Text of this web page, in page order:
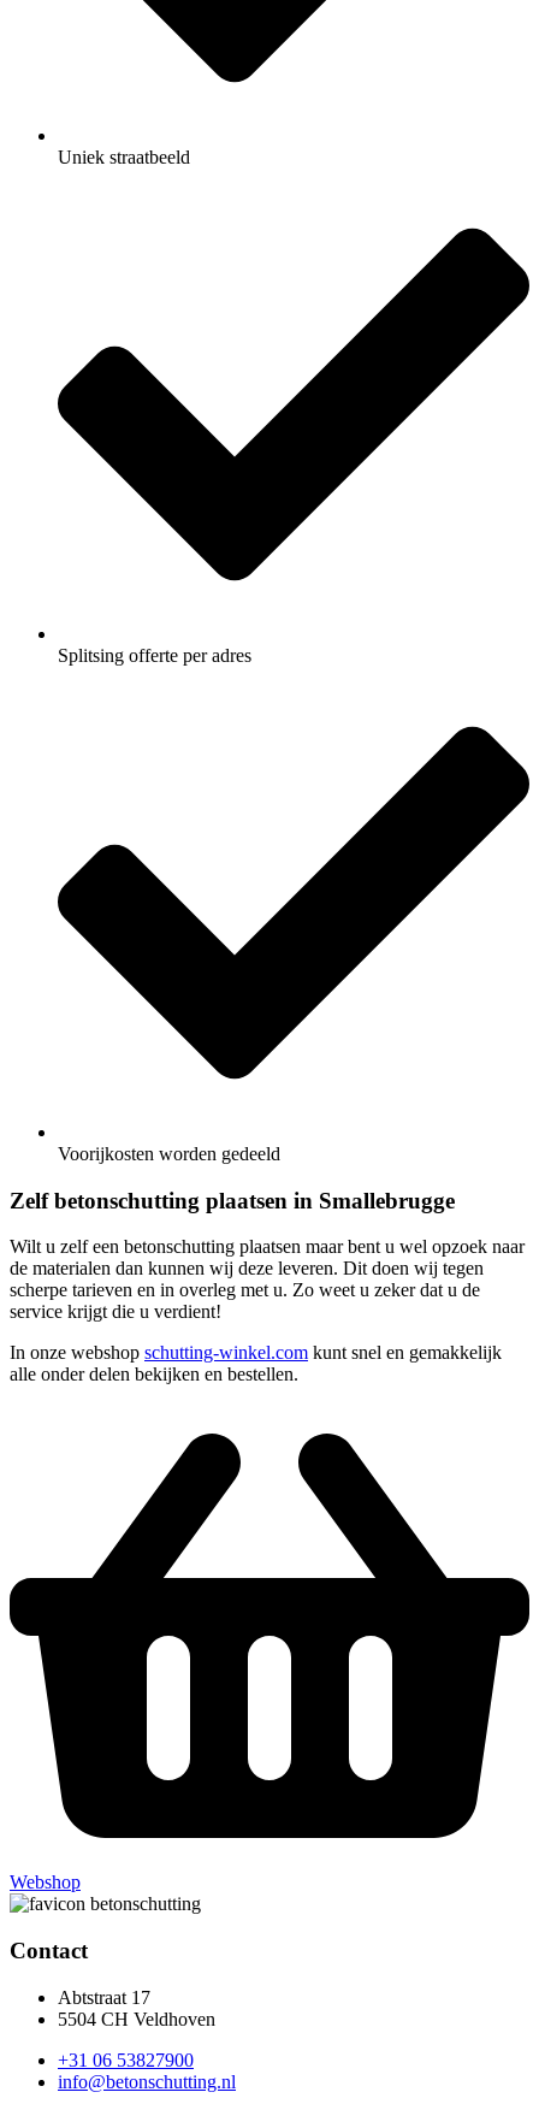
Uniek straatbeeld
Splitsing offerte per adres
Voorijkosten worden gedeeld
Zelf betonschutting plaatsen in Smallebrugge
Wilt u zelf een betonschutting plaatsen maar bent u wel opzoek naar
de materialen dan kunnen wij deze leveren. Dit doen wij tegen
scherpe tarieven en in overleg met u. Zo weet u zeker dat u de
service krijgt die u verdient!
In onze webshop schutting-winkel.com kunt snel en gemakkelijk
alle onder delen bekijken en bestellen.
Webshop
Contact
Abtstraat 17
5504 CH Veldhoven
+31 06 53827900
info@betonschutting.nl